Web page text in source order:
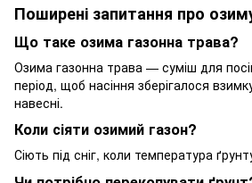
Поширені запитання про
Що таке озима газонна трава?
Озима газонна трава — суміш для
період, щоб насіння зберігалося
навесні.
Коли сіяти озимий газон?
Сіють під сніг, коли температура